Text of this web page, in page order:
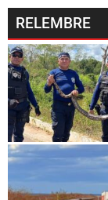
RELEMBRE